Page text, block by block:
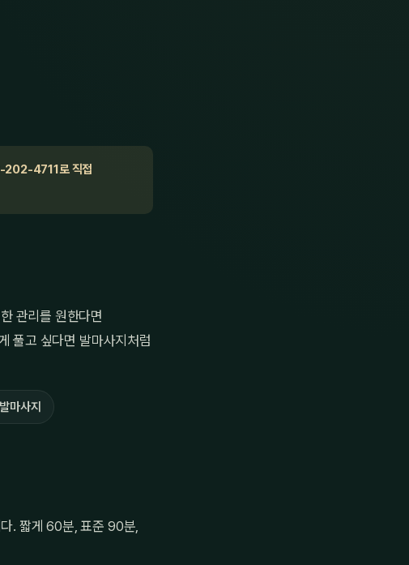
202-4711로 직접
관리를 원한다면
풀고 싶다면 발마사지처럼
마사지
. 짧게 60분, 표준 90분,